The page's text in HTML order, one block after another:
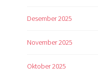
Desember 2025
November 2025
Oktober 2025